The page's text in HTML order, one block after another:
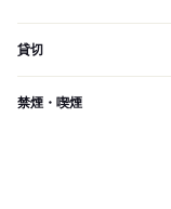
貸切
禁煙・喫煙